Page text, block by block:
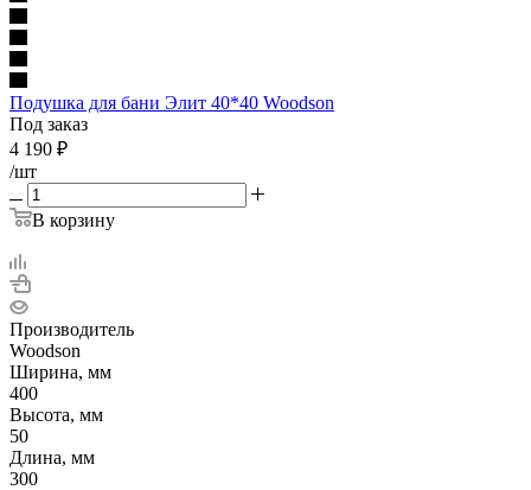
Подушка для бани Элит 40*40 Woodson
Под заказ
4 190 ₽
/шт
В корзину
Производитель
Woodson
Ширина, мм
400
Высота, мм
50
Длина, мм
300